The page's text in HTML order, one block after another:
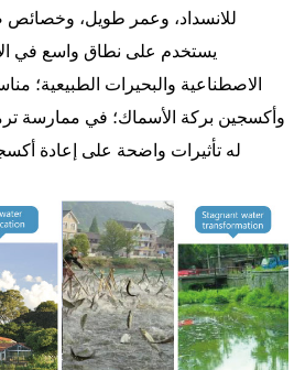
للانسداد، وعمر طويل،
يستخدم على نطاق واسع في
الاصطناعية والبحيرات الطبيعية؛
وأكسجين بركة الأسماك؛ في ممارسة
له تأثيرات واضحة على إعادة